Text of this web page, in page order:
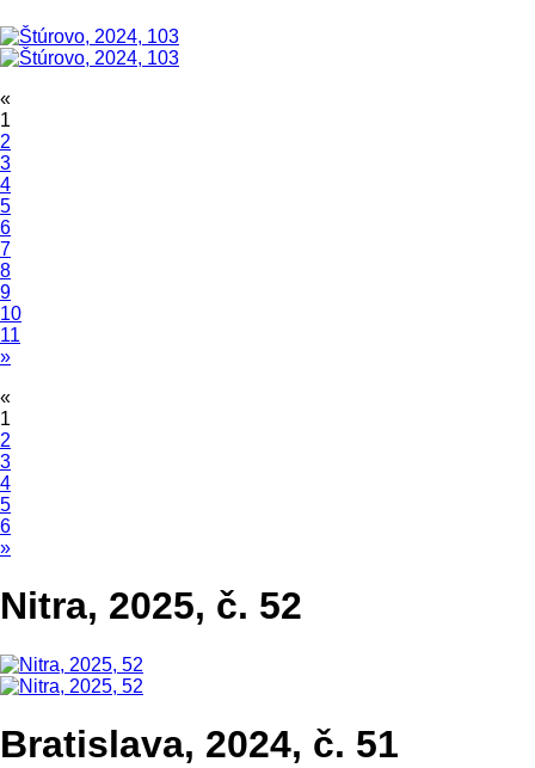
«
1
2
3
4
5
6
7
8
9
10
11
»
«
1
2
3
4
5
6
»
Nitra, 2025, č. 52
Bratislava, 2024, č. 51